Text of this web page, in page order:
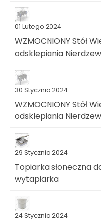
01 Lutego 2024
WZMOCNIONY Stół
odsklepiania
30 Stycznia 2024
WZMOCNIONY Stół
odsklepiania
29 Stycznia 2024
Topiarka słoneczna
wytapiarka
24 Stycznia 2024